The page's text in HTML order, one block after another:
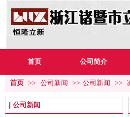
首页 公司简介
首页 >> 公司新闻 >> 公司新闻 >>
公司新闻